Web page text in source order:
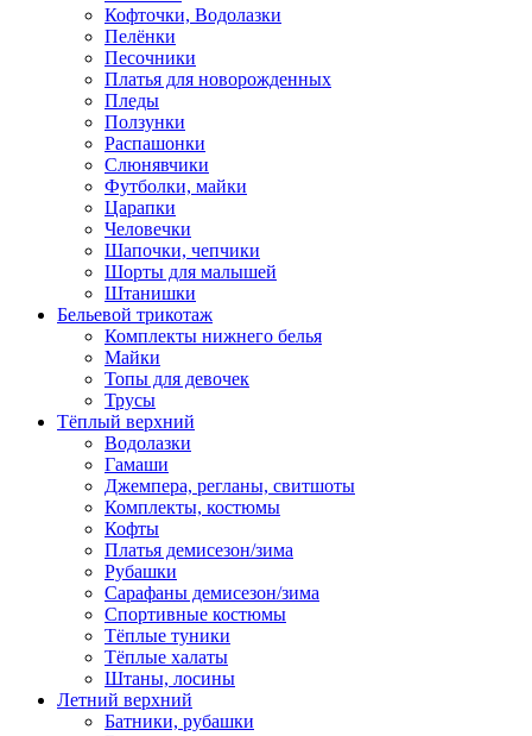
Кофточки, Водолазки
Пелёнки
Песочники
Платья для новорожденных
Пледы
Ползунки
Распашонки
Слюнявчики
Футболки, майки
Царапки
Человечки
Шапочки, чепчики
Шорты для малышей
Штанишки
Бельевой трикотаж
Комплекты нижнего белья
Майки
Топы для девочек
Трусы
Тёплый верхний
Водолазки
Гамаши
Джемпера, регланы, свитшоты
Комплекты, костюмы
Кофты
Платья демисезон/зима
Рубашки
Сарафаны демисезон/зима
Спортивные костюмы
Тёплые туники
Тёплые халаты
Штаны, лосины
Летний верхний
Батники, рубашки